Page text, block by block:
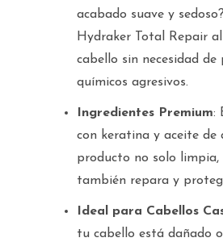
acabado suave y
Hydraker Total Repair
cabello sin necesidad de
químicos agresivos.
Ingredientes Premium:
con keratina y aceite de
producto no solo limpia,
también repara y
Ideal para Cabellos
tu cabello está dañado